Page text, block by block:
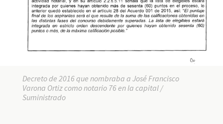
Decreto de 2016 que nombraba a José Francisco
Varona Ortiz como notario 76 en la capital /
Suministrado